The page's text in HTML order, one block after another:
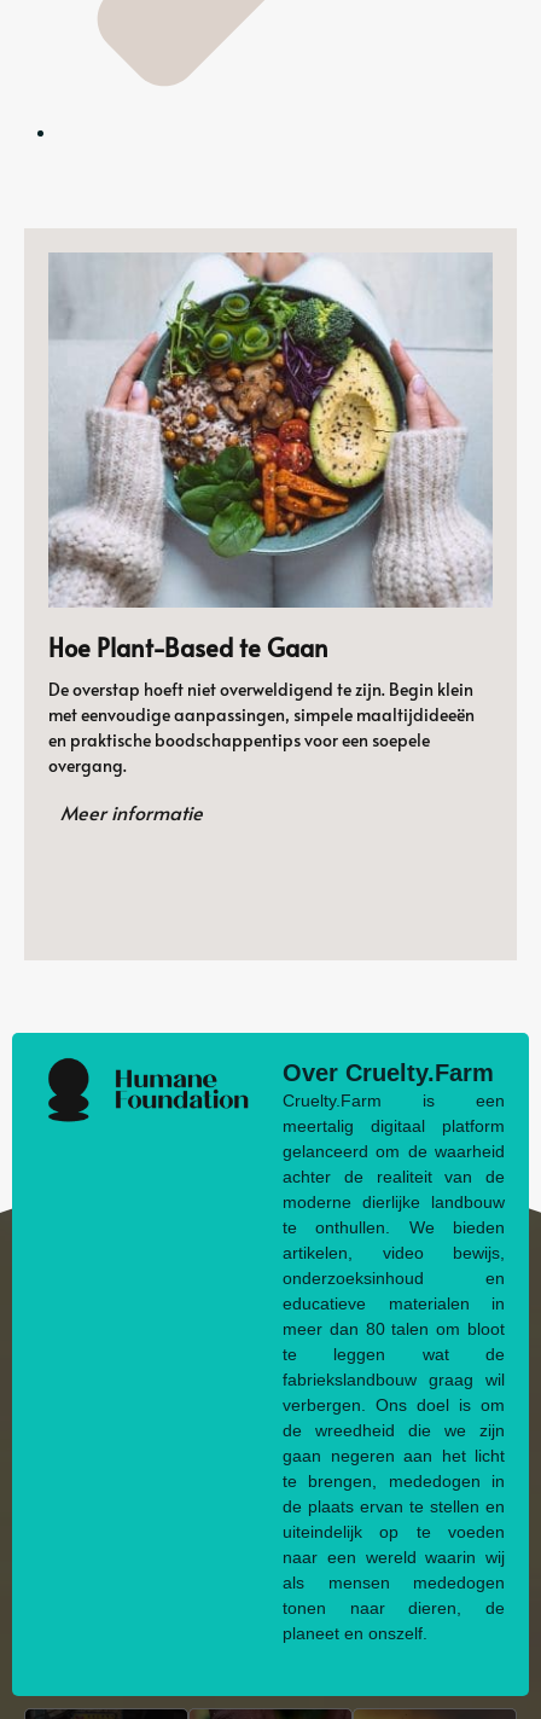
Hoe Plant-Based te Gaan
De overstap hoeft niet overweldigend te zijn. Begin klein
met eenvoudige aanpassingen, simpele maaltijdideeën
en praktische boodschappentips voor een soepele
overgang.
Meer informatie
Over Cruelty.Farm
Cruelty.Farm is een
meertalig digitaal platform
gelanceerd om de waarheid
achter de realiteit van de
moderne dierlijke landbouw
te onthullen. We bieden
artikelen, video bewijs,
onderzoeksinhoud en
educatieve materialen in
meer dan 80 talen om bloot
te leggen wat de
fabriekslandbouw graag wil
verbergen. Ons doel is om
de wreedheid die we zijn
gaan negeren aan het licht
te brengen, mededogen in
de plaats ervan te stellen en
uiteindelijk op te voeden
naar een wereld waarin wij
als mensen mededogen
tonen naar dieren, de
planeet en onszelf.